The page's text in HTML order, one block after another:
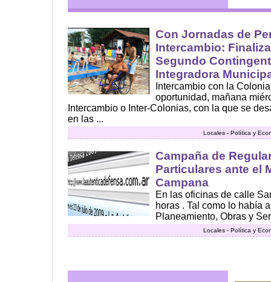
Con Jornadas de
Intercambio:
Segundo
Integradora
Intercambio con la
oportunidad, mañana
Intercambio o Inter-Colonias, con la que se
en las ...
Locales - Política y
Campaña de
Particulares ante el
Campana
En las oficinas de calle
horas . Tal como lo había
Planeamiento, Obras y
Locales - Política y